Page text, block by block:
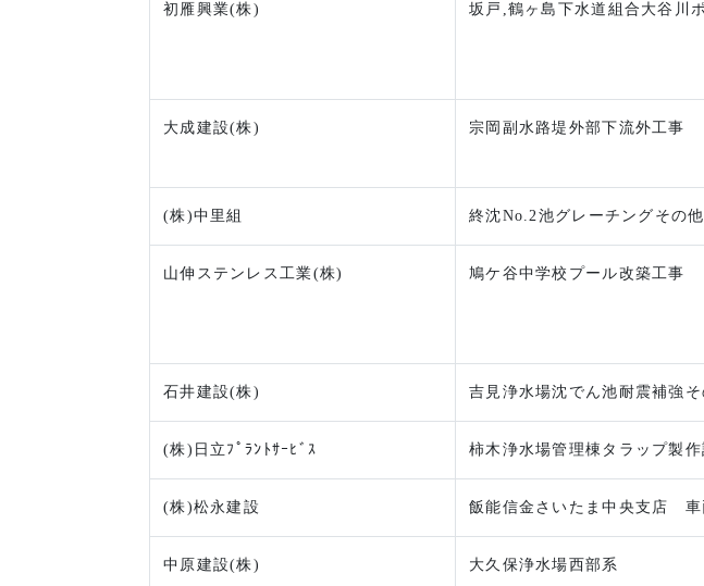
初雁興業(株) 坂戸,鶴ヶ島下水道組合大谷川
大成建設(株) 宗岡副水路堤外部下流外工事
(株)中里組 終沈No.2池グレーチングその
山伸ステンレス工業(株) 鳩ケ谷中学校プール改築工事
石井建設(株) 吉見浄水場沈でん池耐震補強
(株)日立ﾌﾟﾗﾝﾄｻｰﾋﾞｽ 柿木浄水場管理棟タラップ製
(株)松永建設 飯能信金さいたま中央支店 車
中原建設(株)
大久保浄水場西部系